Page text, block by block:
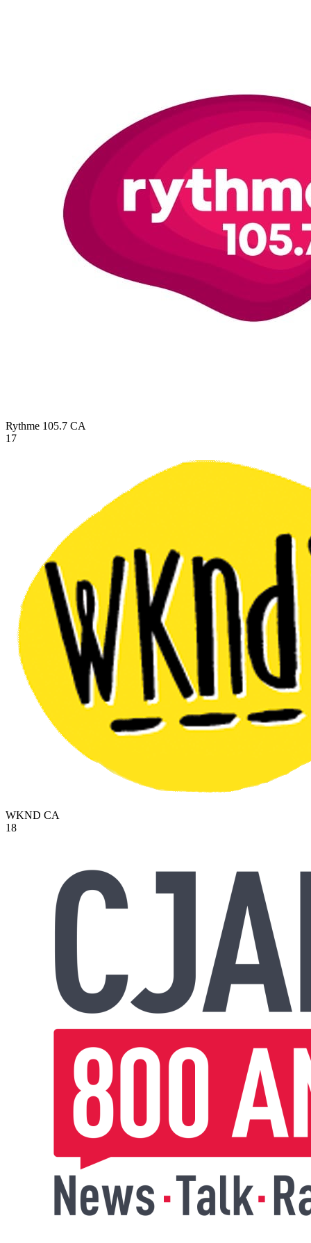
Rythme 105.7 CA
17
WKND CA
18